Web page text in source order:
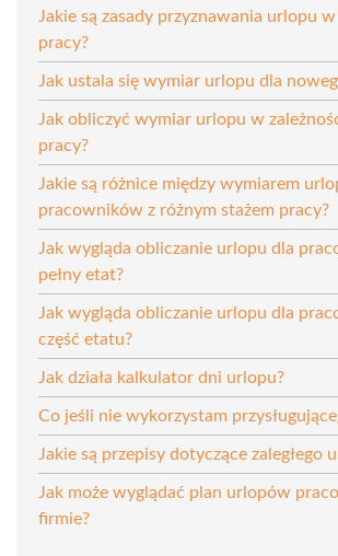
Jakie są zasady przyznawania urlopu
pracy?
Jak ustala się wymiar urlopu dla
Jak obliczyć wymiar urlopu w
pracy?
Jakie są różnice między wymiarem
pracowników z różnym stażem pracy?
Jak wygląda obliczanie urlopu dla
pełny etat?
Jak wygląda obliczanie urlopu dla
część etatu?
Jak działa kalkulator dni urlopu?
Co jeśli nie wykorzystam
Jakie są przepisy dotyczące zaległego
Jak może wyglądać plan urlopów
firmie?